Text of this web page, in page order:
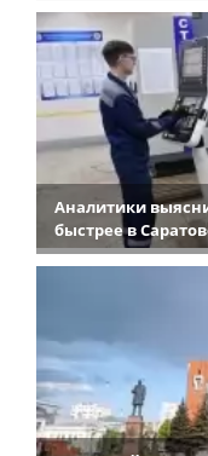
Аналитики
быстрее в